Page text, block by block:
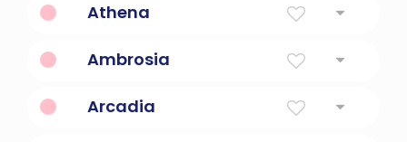
Athena
sabiduría en la mitología romana
Ambrosia
en la mitología griega
Arcadia